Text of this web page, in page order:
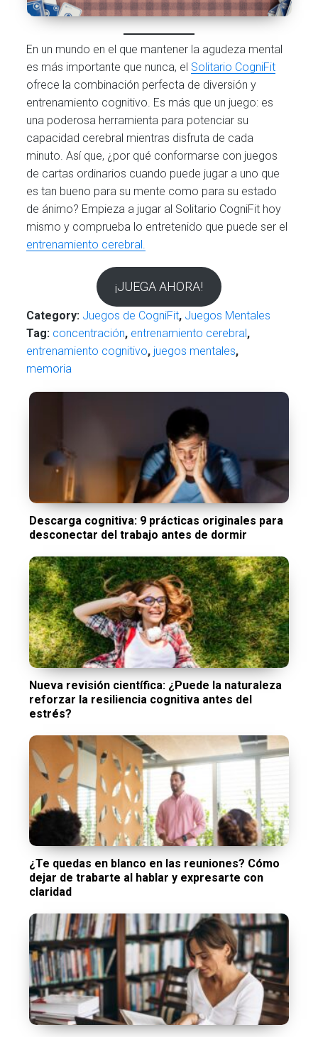
En un mundo en el que mantener la agudeza mental
es más importante que nunca, el Solitario CogniFit
ofrece la combinación perfecta de diversión y
entrenamiento cognitivo. Es más que un juego: es
una poderosa herramienta para potenciar su
capacidad cerebral mientras disfruta de cada
minuto. Así que, ¿por qué conformarse con juegos
de cartas ordinarios cuando puede jugar a uno que
es tan bueno para su mente como para su estado
de ánimo? Empieza a jugar al Solitario CogniFit hoy
mismo y comprueba lo entretenido que puede ser el
entrenamiento cerebral.
¡JUEGA AHORA!
Category: Juegos de CogniFit, Juegos Mentales
Tag: concentración, entrenamiento cerebral,
entrenamiento cognitivo, juegos mentales,
memoria
Descarga cognitiva: 9 prácticas originales para
desconectar del trabajo antes de dormir
Nueva revisión científica: ¿Puede la naturaleza
reforzar la resiliencia cognitiva antes del
estrés?
¿Te quedas en blanco en las reuniones? Cómo
dejar de trabarte al hablar y expresarte con
claridad